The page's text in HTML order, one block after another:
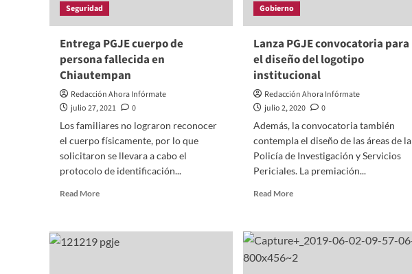
Seguridad
Entrega PGJE cuerpo de
persona fallecida en
Chiautempan
Redacción Ahora Infórmate
julio 27, 2021
0
Los familiares no lograron reconocer
el cuerpo físicamente, por lo que
solicitaron se llevara a cabo el
protocolo de identificación...
Read MoreRead
Entrega
PGJE
Gobierno
Lanza PGJE convocatoria para
el diseño del logotipo
institucional
Redacción Ahora Infórmate
julio 2, 2020
0
Además, la convocatoria también
contempla el diseño de las áreas de la
Policía de Investigación y Servicios
Periciales. La premiación...
Read MoreRead
Lanza
PGJE
convocatoria